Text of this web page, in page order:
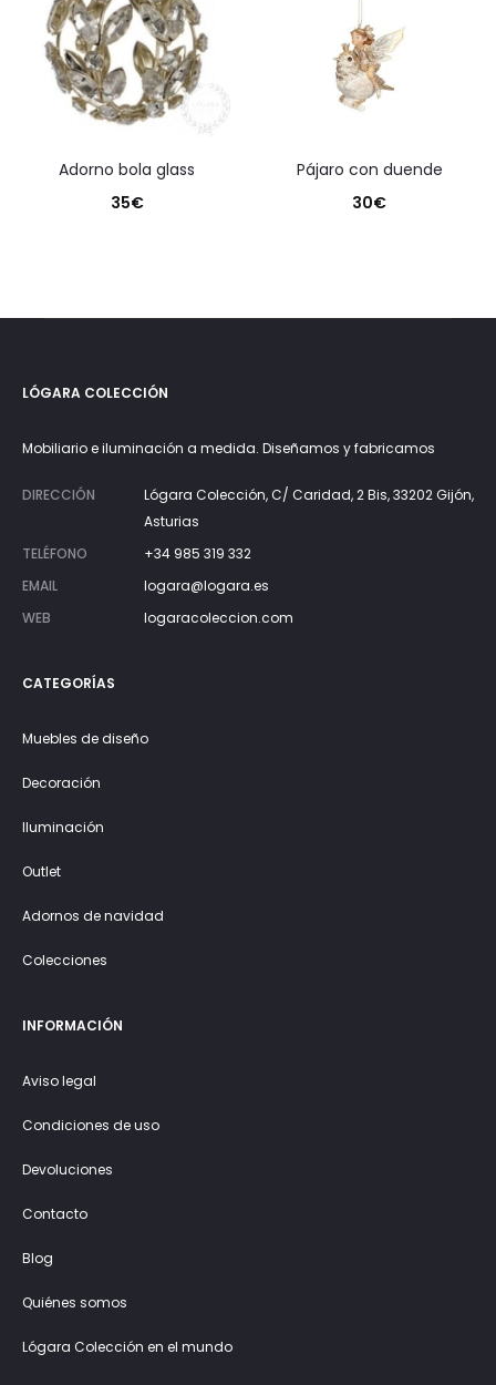
adorno bola glass
35€
pájaro con duende
30€
LÓGARA COLECCIÓN
Mobiliario e iluminación a medida. Diseñamos y fabricamos
DIRECCIÓN
Lógara Colección, C/ Caridad, 2 Bis, 33202 Gijón,
Asturias
TELÉFONO
+34 985 319 332
EMAIL
logara@logara.es
WEB
logaracoleccion.com
CATEGORÍAS
Muebles de diseño
Decoración
Iluminación
Outlet
Adornos de navidad
Colecciones
INFORMACIÓN
Aviso legal
Condiciones de uso
Devoluciones
Contacto
Blog
Quiénes somos
Lógara Colección en el mundo